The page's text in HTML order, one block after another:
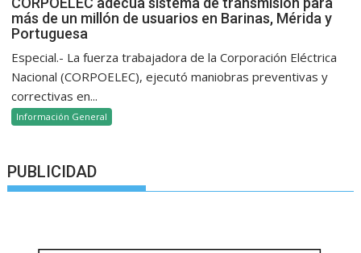
más de un millón de usuarios en Barinas, Mérida y
Portuguesa
Especial.- La fuerza trabajadora de la Corporación Eléctrica
Nacional (CORPOELEC), ejecutó maniobras preventivas y
correctivas en...
Información General
PUBLICIDAD